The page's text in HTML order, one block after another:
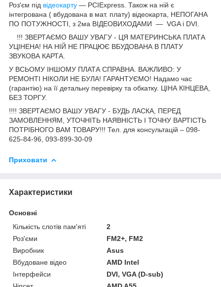
Роз'єм під відеокарту — PCIExpress. Також на ній є
інтегрована ( вбудована в мат. плату) відеокарта, НЕПОГАНА
ПО ПОТУЖНОСТІ, з 2ма ВІДЕОВИХОДАМИ — VGA і DVI.
!!! ЗВЕРТАЄМО ВАШУ УВАГУ - ЦЯ МАТЕРИНСЬКА ПЛАТА
УЦІНЕНА! НА НІЙ НЕ ПРАЦЮЄ ВБУДОВАНА В ПЛАТУ
ЗВУКОВА КАРТА.
У ВСЬОМУ ІНШОМУ ПЛАТА СПРАВНА. ВАЖЛИВО: У
РЕМОНТІ НІКОЛИ НЕ БУЛА! ГАРАНТУЄМО! Надамо час
(гарантію) на її детальну перевірку та обкатку. ЦІНА КІНЦЕВА,
БЕЗ ТОРГУ.
!!!! ЗВЕРТАЄМО ВАШУ УВАГУ - БУДЬ ЛАСКА, ПЕРЕД
ЗАМОВЛЕННЯМ, УТОЧНІТЬ НАЯВНІСТЬ І ТОЧНУ ВАРТІСТЬ
ПОТРІБНОГО ВАМ ТОВАРУ!!! Тел. для консультацій – 098-
625-84-96, 093-899-30-09
Приховати
Характеристики
Основні
Кількість слотів пам'яті
2
Роз'єми
FM2+, FM2
Виробник
Asus
Вбудоване відео
AMD Intel
Інтерфейси
DVI, VGA (D-sub)